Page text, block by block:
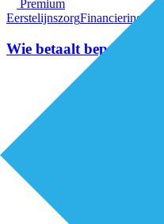
Premium
EerstelijnszorgFinanciering
Wie betaalt bepaalt